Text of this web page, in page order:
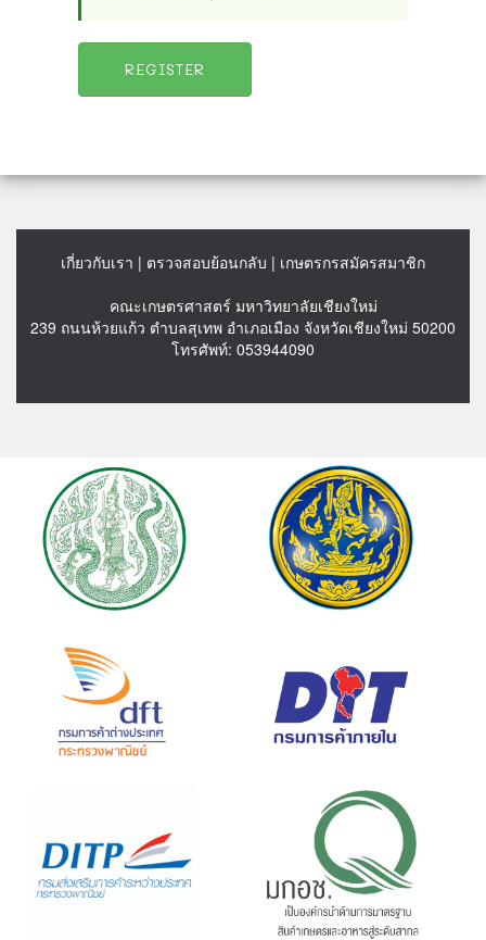
เกี่ยวกับเรา | ตรวจสอบย้อนกลับ | เกษตรกรสมัครสมาชิก
คณะเกษตรศาสตร์ มหาวิทยาลัยเชียงใหม่
239 ถนนห้วยแก้ว ตำบลสุเทพ อำเภอเมือง จังหวัดเชียงใหม่ 50200
โทรศัพท์: 053944090